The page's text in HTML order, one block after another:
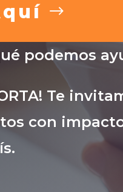
podemos
Te
con